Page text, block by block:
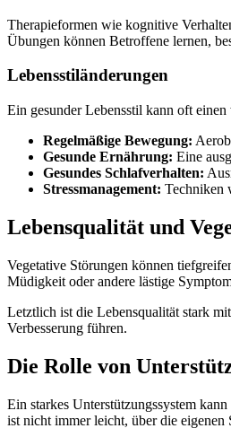
Therapieformen wie kognitive
Übungen können Betroffene lernen,
Lebensstiländerungen
Ein gesunder Lebensstil kann oft
Regelmäßige Bewegung:
Gesunde Ernährung: Eine
Gesundes Schlafverhalten:
Stressmanagement: Techniken
Lebensqualität und
Vegetative Störungen können
Müdigkeit oder andere lästige
Letztlich ist die Lebensqualität stark
Verbesserung führen.
Die Rolle von
Ein starkes Unterstützungssystem
ist nicht immer leicht, über die eigenen